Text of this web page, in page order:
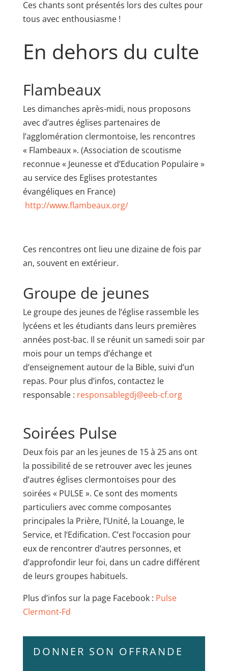
Ces chants sont présentés lors des cultes pour
tous avec enthousiasme !
En dehors du culte
Flambeaux
Les dimanches après-midi, nous proposons
avec d’autres églises partenaires de
l’agglomération clermontoise, les rencontres
« Flambeaux ». (Association de scoutisme
reconnue « Jeunesse et d’Education Populaire »
au service des Eglises protestantes
évangéliques en France)
http://www.flambeaux.org/
Ces rencontres ont lieu une dizaine de fois par
an, souvent en extérieur.
Groupe de jeunes
Le groupe des jeunes de l’église rassemble les
lycéens et les étudiants dans leurs premières
années post-bac. Il se réunit un samedi soir par
mois pour un temps d’échange et
d’enseignement autour de la Bible, suivi d’un
repas. Pour plus d’infos, contactez le
responsable : responsablegdj@eeb-cf.org
Soirées Pulse
Deux fois par an les jeunes de 15 à 25 ans ont
la possibilité de se retrouver avec les jeunes
d’autres églises clermontoises pour des
soirées « PULSE ». Ce sont des moments
particuliers avec comme composantes
principales la Prière, l’Unité, la Louange, le
Service, et l’Edification. C’est l’occasion pour
eux de rencontrer d’autres personnes, et
d’approfondir leur foi, dans un cadre différent
de leurs groupes habituels.
Plus d’infos sur la page Facebook : Pulse
Clermont-Fd
DONNER SON OFFRANDE